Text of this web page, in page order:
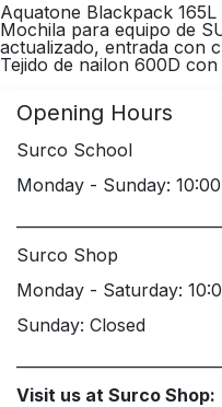
Aquatone Blackpack
Mochila para equipo de
actualizado, entrada con
Tejido de nailon 600D
Opening Hours
Surco School
Monday - Sunday:
Surco Shop
Monday - Saturday:
Sunday: Closed
Visit us at Surco Shop: